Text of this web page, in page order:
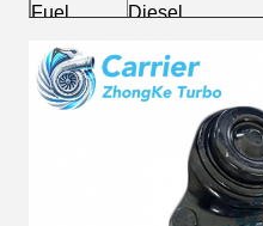
Fuel
Diesel